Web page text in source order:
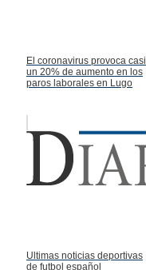
El coronavirus provoca casi
un 20% de aumento en los
paros laborales en Lugo
Ultimas noticias deportivas
de futbol español